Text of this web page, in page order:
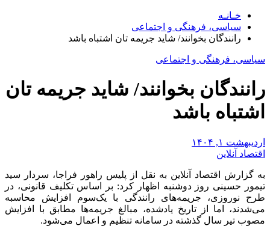
خـانـه
سیاسی، فرهنگی و اجتماعی
رانندگان بخوانند/ شاید جریمه تان اشتباه باشد
سیاسی، فرهنگی و اجتماعی
رانندگان بخوانند/ شاید جریمه تان
اشتباه باشد
اردیبهشت ۱, ۱۴۰۴
اقتصاد آنلاین
به گزارش اقتصاد آنلاین به نقل از پلیس راهور فراجا، سردار سید
تیمور حسینی روز دوشنبه اظهار کرد: بر اساس تکلیف قانونی، در
طرح نوروزی، جریمه‌های رانندگی با یک‌سوم افزایش محاسبه
می‌شدند، اما از تاریخ یادشده، مبالغ جریمه‌ها مطابق با افزایش
مصوب تیر سال گذشته در سامانه تنظیم و اعمال می‌شود.